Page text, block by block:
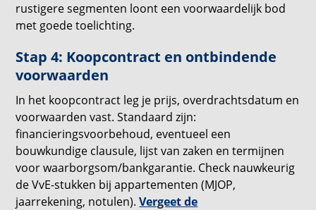
rustigere segmenten loont een voorwaardelijk bod
met goede toelichting.
Stap 4: Koopcontract en ontbindende
voorwaarden
In het koopcontract leg je prijs, overdrachtsdatum en
voorwaarden vast. Standaard zijn:
financieringsvoorbehoud, eventueel een
bouwkundige clausule, lijst van zaken en termijnen
voor waarborgsom/bankgarantie. Check nauwkeurig
de VvE-stukken bij appartementen (MJOP,
jaarrekening, notulen).Vergeet de